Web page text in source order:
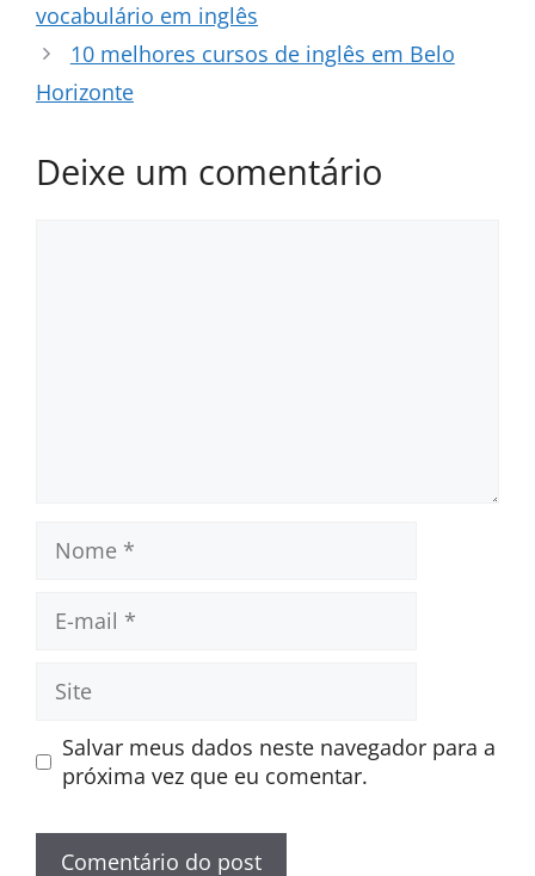
vocabulário em inglês
10 melhores cursos de inglês em Belo
Horizonte
Deixe um comentário
mail
Site
Salvar meus dados neste navegador para a
próxima vez que eu comentar.